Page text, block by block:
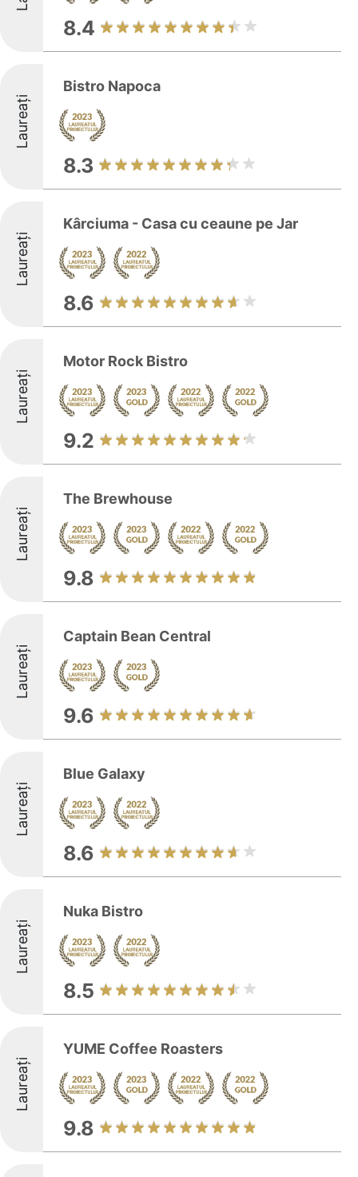
8.4
Laureați
Bistro Napoca
8.3
Laureați
Kârciuma - Casa cu ceaune pe Jar
8.6
Laureați
Motor Rock Bistro
9.2
Laureați
The Brewhouse
9.8
Laureați
Captain Bean Central
9.6
Laureați
Blue Galaxy
8.6
Laureați
Nuka Bistro
8.5
Laureați
YUME Coffee Roasters
9.8